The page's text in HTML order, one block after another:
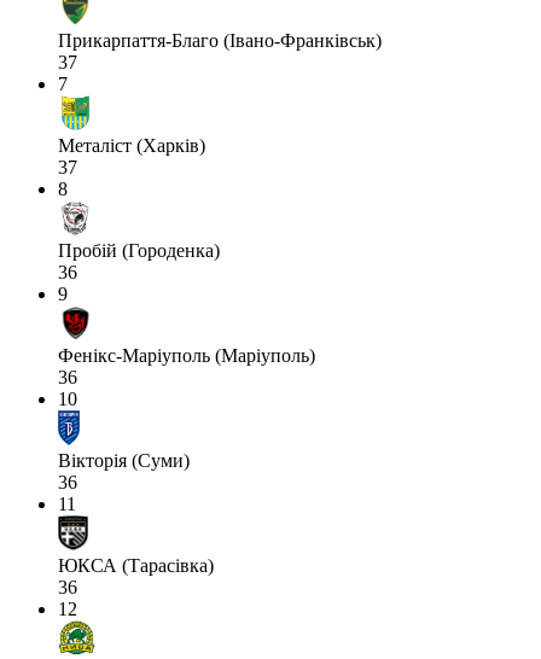
Прикарпаття-Благо (Івано-Франківськ)
37
7
Металіст (Харків)
37
8
Пробій (Городенка)
36
9
Фенікс-Маріуполь (Маріуполь)
36
10
Вікторія (Суми)
36
11
ЮКСА (Тарасівка)
36
12